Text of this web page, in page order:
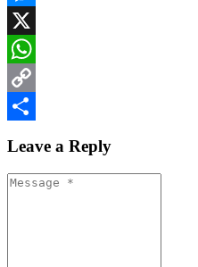
Messenger
X
WhatsApp
Copy
Leave a Reply